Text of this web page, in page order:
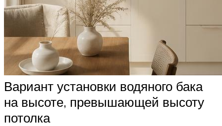
Вариант установки водяного бака
на высоте, превышающей высоту
потолка